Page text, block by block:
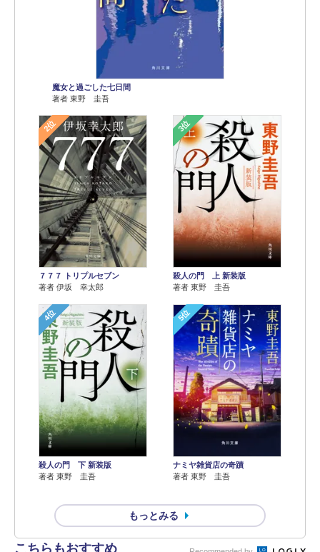
魔女と過ごした七日間
著者 東野 圭吾
2位
７７７ トリプルセブン
著者 伊坂 幸太郎
3位
殺人の門 上 新装版
著者 東野 圭吾
4位
殺人の門 下 新装版
著者 東野 圭吾
5位
ナミヤ雑貨店の奇蹟
著者 東野 圭吾
もっとみる
こちらもおすすめ